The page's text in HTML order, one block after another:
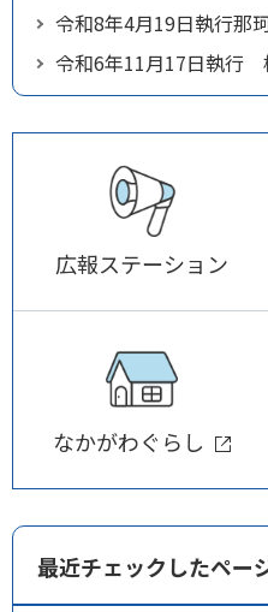
令和8年4月19日執行那
令和6年11月17日執行
広報ステーション
なかがわぐらし
最近チェックしたペー